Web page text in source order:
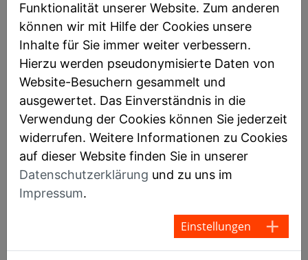
Informationen zu unseren
Zimmern
Funktionalität unserer Website. Zum anderen
können wir mit Hilfe der Cookies unsere
Inhalte für Sie immer weiter verbessern.
Hierzu werden pseudonymisierte Daten von
Website-Besuchern gesammelt und
ausgewertet. Das Einverständnis in die
Verwendung der Cookies können Sie jederzeit
widerrufen. Weitere Informationen zu Cookies
auf dieser Website finden Sie in unserer
Datenschutzerklärung und zu uns im
Impressum.
Einstellungen